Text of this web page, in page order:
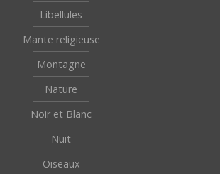
Libellules
Mante religieuse
Montagne
Nature
Noir et Blanc
Nuit
Oiseaux